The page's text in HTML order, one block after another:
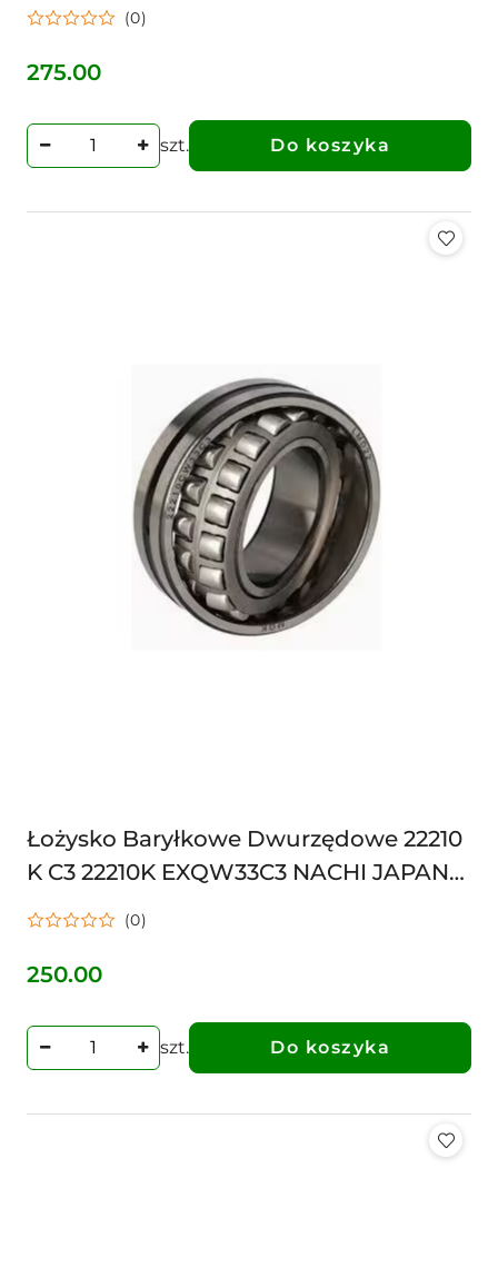
(0)
Cena:
275.00
szt. Do koszyka
Łożysko Baryłkowe Dwurzędowe 22210
K C3 22210K EXQW33C3 NACHI JAPAN
50X90X23 22210K
(0)
Cena:
250.00
szt. Do koszyka